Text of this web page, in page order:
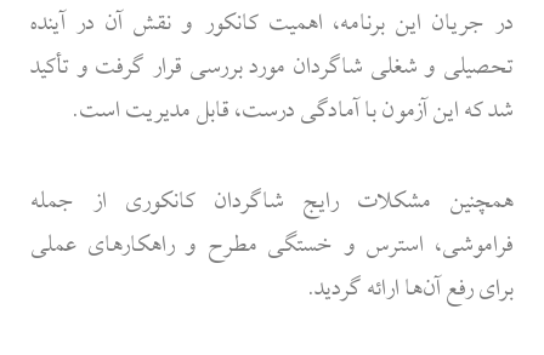
در جریان این برنامه، اهمیت کانکور و نقش آن در آینده
تحصیلی و شغلی شاگردان مورد بررسی قرار گرفت و تأکید
شد که این آزمون با آمادگی درست، قابل مدیریت است.
همچنین مشکلات رایج شاگردان کانکوری از جمله
فراموشی، استرس و خستگی مطرح و راهکارهای عملی
برای رفع آن‌ها ارائه گردید.